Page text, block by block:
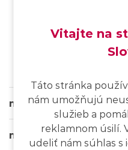
/
msg life Slovakia
msg life Group
Vitajte na
Táto stránka
nám umožňujú
služieb a
reklamnom úsilí.
udeliť nám súhlas s